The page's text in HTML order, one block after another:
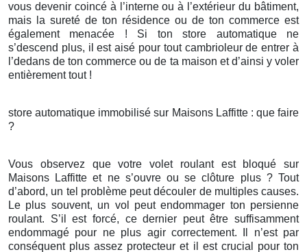
vous devenir coincé à l’interne ou à l’extérieur du bâtiment,
mais la sureté de ton résidence ou de ton commerce est
également menacée ! Si ton store automatique ne
s’descend plus, il est aisé pour tout cambrioleur de entrer à
l’dedans de ton commerce ou de ta maison et d’ainsi y voler
entièrement tout !
store automatique immobilisé sur Maisons Laffitte : que faire
?
Vous observez que votre volet roulant est bloqué sur
Maisons Laffitte et ne s’ouvre ou se clôture plus ? Tout
d’abord, un tel problème peut découler de multiples causes.
Le plus souvent, un vol peut endommager ton persienne
roulant. S’il est forcé, ce dernier peut être suffisamment
endommagé pour ne plus agir correctement. Il n’est par
conséquent plus assez protecteur et il est crucial pour ton